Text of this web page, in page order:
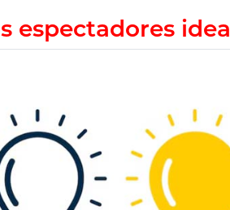
espectadores